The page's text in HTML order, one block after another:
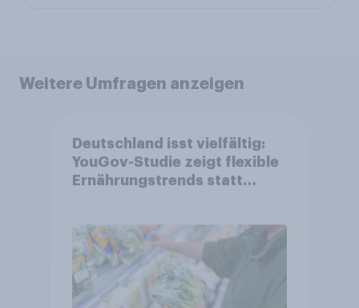
Weitere Umfragen anzeigen
Deutschland isst vielfältig:
YouGov-Studie zeigt flexible
Ernährungstrends statt